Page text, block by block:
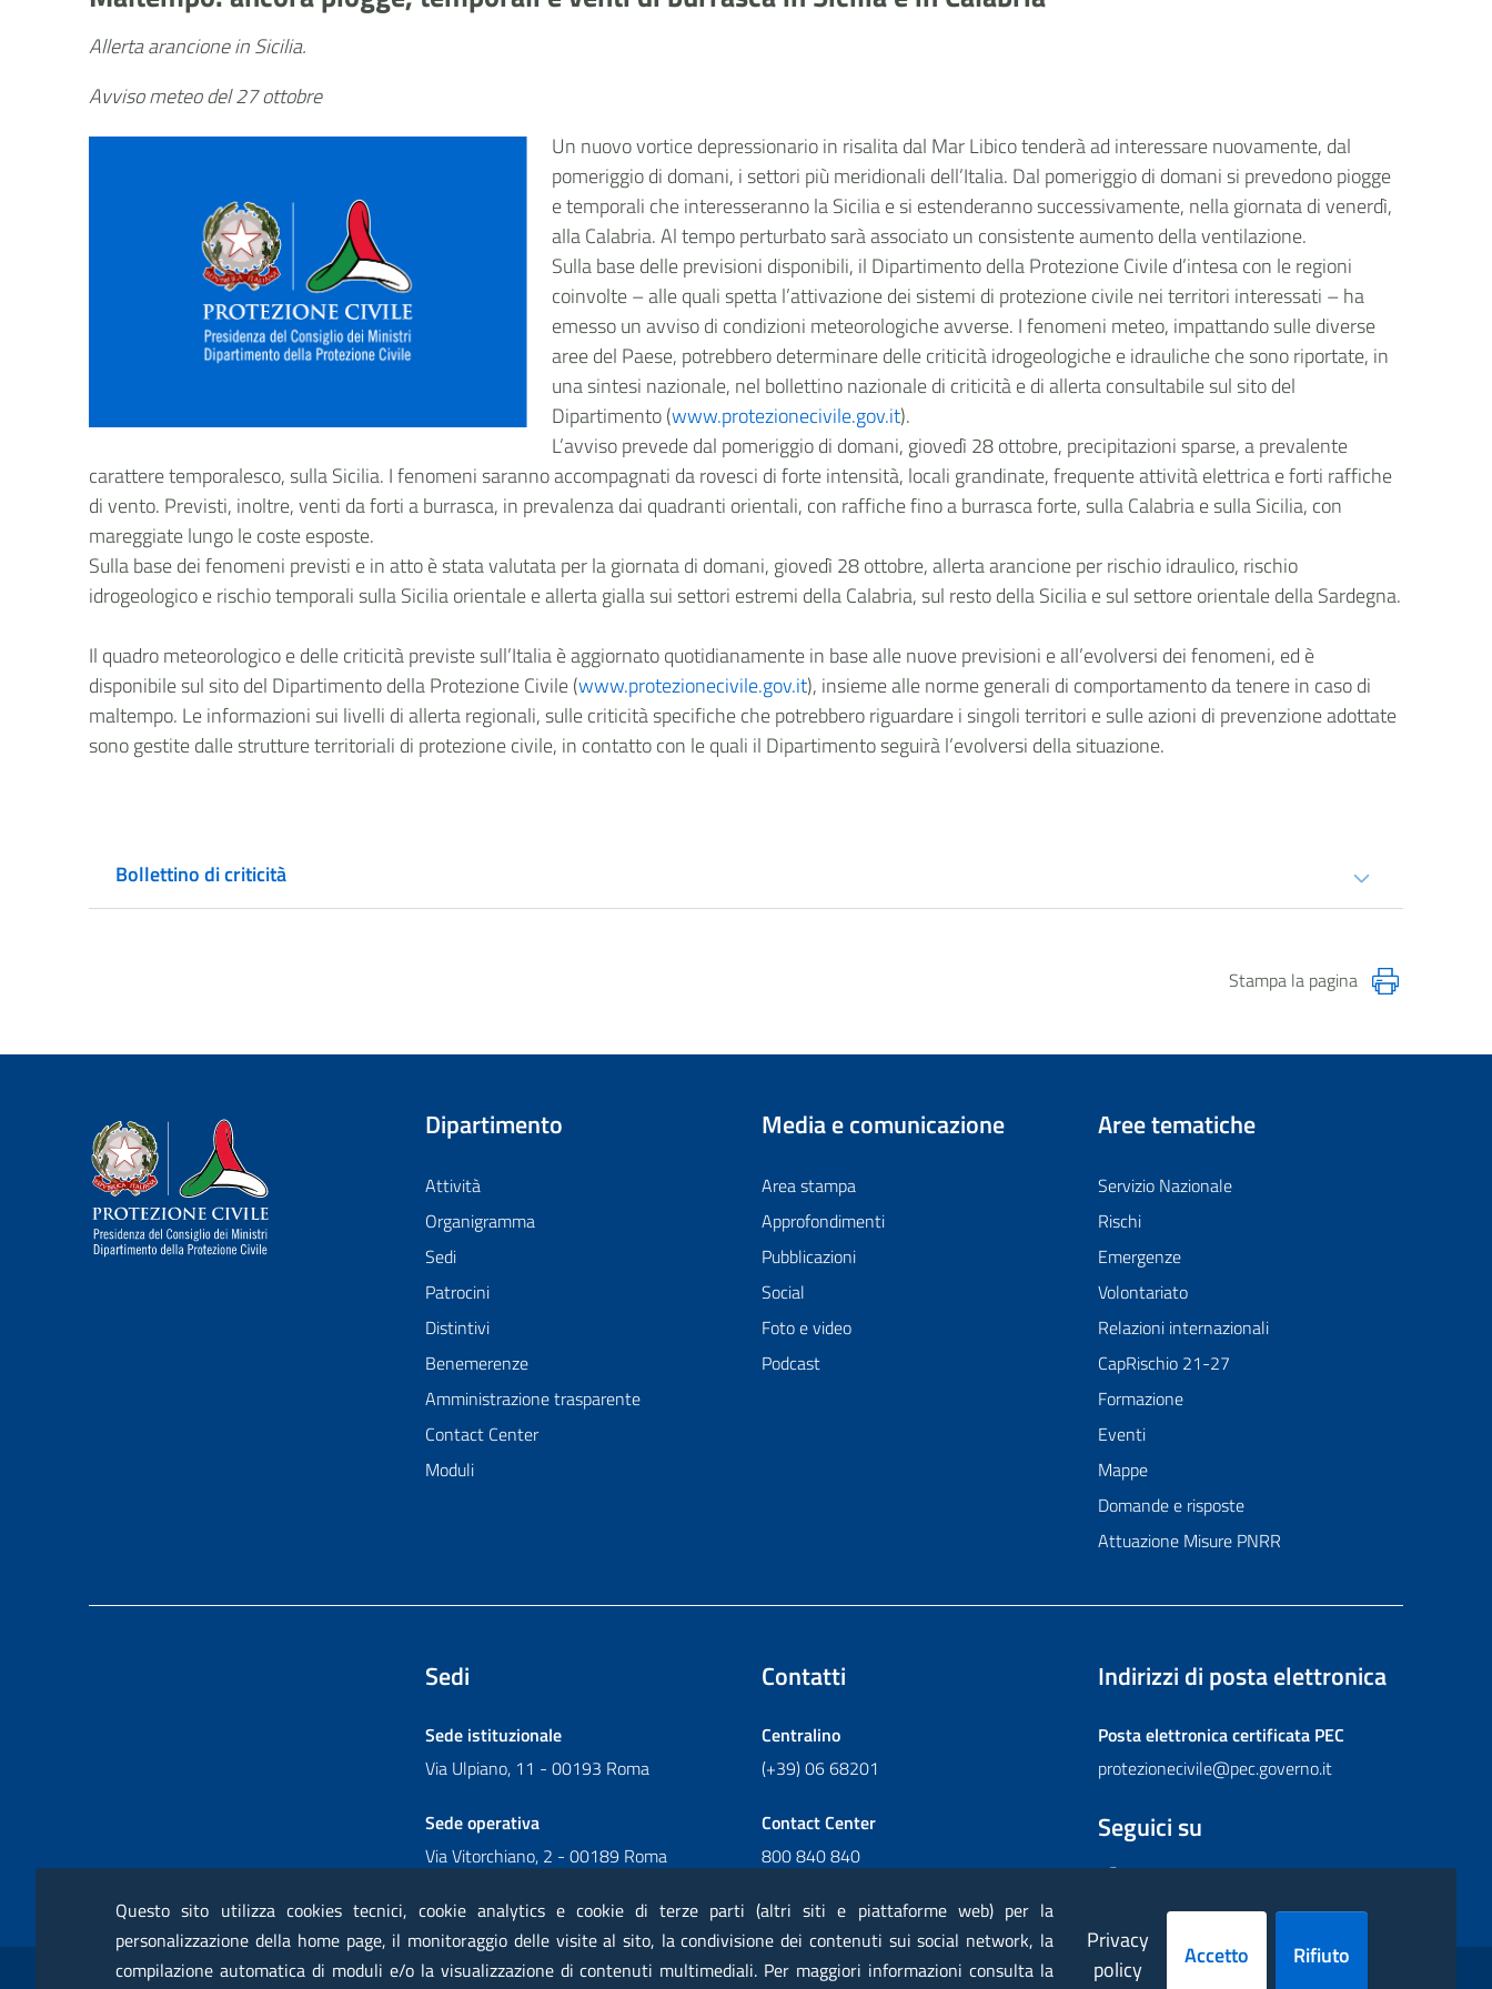
Allerta arancione in Sicilia.
Avviso meteo del 27 ottobre
Un nuovo vortice depressionario in risalita dal Mar Libico tenderà ad interessare nuovamente, dal
pomeriggio di domani, i settori più meridionali dell’Italia. Dal pomeriggio di domani si prevedono piogge
e temporali che interesseranno la Sicilia e si estenderanno successivamente, nella giornata di venerdì,
alla Calabria. Al tempo perturbato sarà associato un consistente aumento della ventilazione.
Sulla base delle previsioni disponibili, il Dipartimento della Protezione Civile d’intesa con le regioni
coinvolte – alle quali spetta l’attivazione dei sistemi di protezione civile nei territori interessati – ha
emesso un avviso di condizioni meteorologiche avverse. I fenomeni meteo, impattando sulle diverse
aree del Paese, potrebbero determinare delle criticità idrogeologiche e idrauliche che sono riportate, in
una sintesi nazionale, nel bollettino nazionale di criticità e di allerta consultabile sul sito del
Dipartimento (www.protezionecivile.gov.it).
L’avviso prevede dal pomeriggio di domani, giovedì 28 ottobre, precipitazioni sparse, a prevalente
carattere temporalesco, sulla Sicilia. I fenomeni saranno accompagnati da rovesci di forte intensità, locali grandinate, frequente attività elettrica e forti raffiche
di vento. Previsti, inoltre, venti da forti a burrasca, in prevalenza dai quadranti orientali, con raffiche fino a burrasca forte, sulla Calabria e sulla Sicilia, con
mareggiate lungo le coste esposte.
Sulla base dei fenomeni previsti e in atto è stata valutata per la giornata di domani, giovedì 28 ottobre, allerta arancione per rischio idraulico, rischio
idrogeologico e rischio temporali sulla Sicilia orientale e allerta gialla sui settori estremi della Calabria, sul resto della Sicilia e sul settore orientale della Sardegna.
Il quadro meteorologico e delle criticità previste sull’Italia è aggiornato quotidianamente in base alle nuove previsioni e all’evolversi dei fenomeni, ed è
disponibile sul sito del Dipartimento della Protezione Civile (www.protezionecivile.gov.it), insieme alle norme generali di comportamento da tenere in caso di
maltempo. Le informazioni sui livelli di allerta regionali, sulle criticità specifiche che potrebbero riguardare i singoli territori e sulle azioni di prevenzione adottate
sono gestite dalle strutture territoriali di protezione civile, in contatto con le quali il Dipartimento seguirà l’evolversi della situazione.
Bollettino di criticità
Stampa la pagina
Dipartimento della Protezione Civile
Dipartimento
Attività
Organigramma
Sedi
Patrocini
Distintivi
Benemerenze
Amministrazione trasparente
Contact Center
Moduli
Media e comunicazione
Area stampa
Approfondimenti
Pubblicazioni
Social
Foto e video
Podcast
Aree tematiche
Servizio Nazionale
Rischi
Emergenze
Volontariato
Relazioni internazionali
CapRischio 21-27
Formazione
Eventi
Mappe
Domande e risposte
Attuazione Misure PNRR
Sedi
Sede istituzionale
Via Ulpiano, 11 - 00193 Roma
Sede operativa
Via Vitorchiano, 2 - 00189 Roma
Contatti
Centralino
(+39) 06 68201
Contact Center
800 840 840
Indirizzi di posta elettronica
Posta elettronica certificataPEC
protezionecivile@pec.governo.it
Seguici su
FacebookInstagram
TwitterYouTubeFlickr
Sezione Link Utili
Questo sito utilizza cookies tecnici, cookie analytics e cookie di terze parti (altri siti e piattaforme web) per la
personalizzazione della home page, il monitoraggio delle visite al sito, la condivisione dei contenuti sui social network, la
compilazione automatica di moduli e/o la visualizzazione di contenuti multimediali. Per maggiori informazioni consulta la
Privacy
policy
Accetto Rifiuto